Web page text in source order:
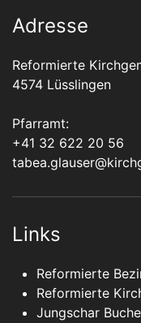
Adresse
Reformierte
4574 Lüsslingen
Pfarramt:
+41 32 622 20 56
Links
Reformierte
Reformierte
Jungschar